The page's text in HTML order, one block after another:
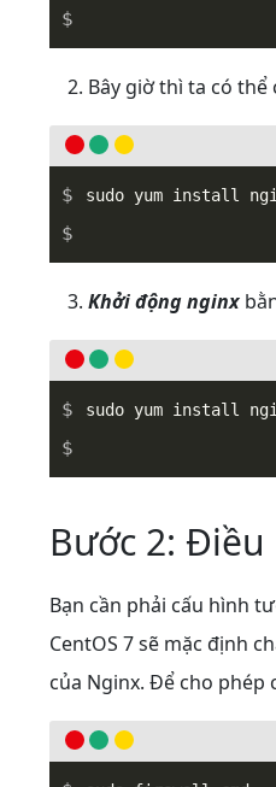
Bây giờ thì ta có
Khởi động nginx
Bước 2:
Bạn cần phải cấu hình
CentOS 7 sẽ mặc định
của Nginx. Để cho phép